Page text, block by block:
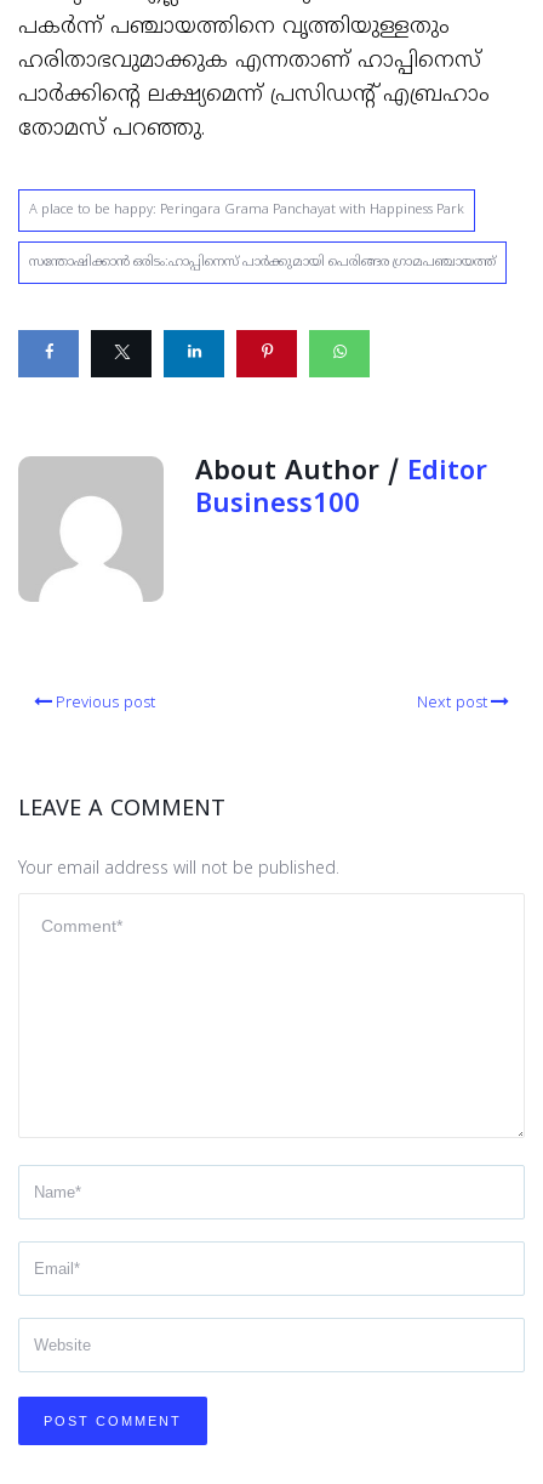
പകര്‍ന്ന് പഞ്ചായത്തിനെ വൃത്തിയുള്ളതും
ഹരിതാഭവുമാക്കുക എന്നതാണ് ഹാപ്പിനെസ്
പാര്‍ക്കിന്റെ ലക്ഷ്യമെന്ന് പ്രസിഡന്റ് എബ്രഹാം
തോമസ് പറഞ്ഞു.
A place to be happy: Peringara Grama Panchayat with Happiness Park
സന്തോഷിക്കാന്‍ ഒരിടം:ഹാപ്പിനെസ് പാര്‍ക്കുമായി പെരിങ്ങര ഗ്രാമപഞ്ചായത്ത്
About Author / Editor
Business100
Previous post Next post
LEAVE A COMMENT
Your email address will not be published.